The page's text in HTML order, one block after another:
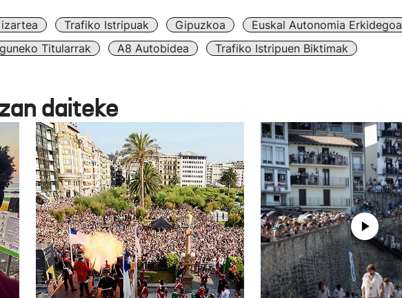
Trafiko Istripuak Gipuzkoa
Euskal Autonomia Erkidegoa
Titularrak
A8 Autobidea Trafiko Istripuen Biktimak
daiteke